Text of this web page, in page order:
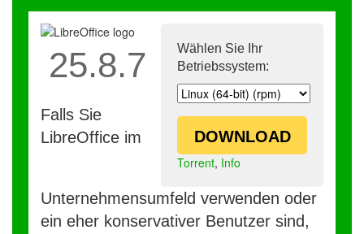
Wählen Sie Ihr
Betriebssystem:
DOWNLOAD
Torrent, Info
25.8.7
Falls Sie
LibreOffice im
Unternehmensumfeld verwenden oder
ein eher konservativer Benutzer sind,